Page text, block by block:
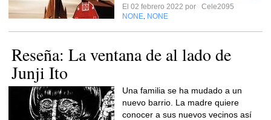
El 02 febrero 2022 por
Cele2095
NONE NONE
Reseña: La ventana de al lado de
Junji Ito
Una familia se ha mudado a un
nuevo barrio. La madre quiere
conocer a sus nuevos vecinos así